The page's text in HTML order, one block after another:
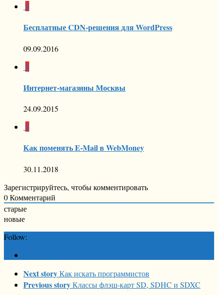
0
Бесплатные CDN-решения для WordPress
09.09.2016
0
Интернет-магазины Москвы
24.09.2015
0
Как поменять E-Mail в WebMoney
30.11.2018
Зарегистрируйтесь, чтобы комментировать
0Комментарий
старые
новые
Follow:
Next storyКак искать программистов
Previous storyКлассы флэш-карт SD, SDHC и SDXC